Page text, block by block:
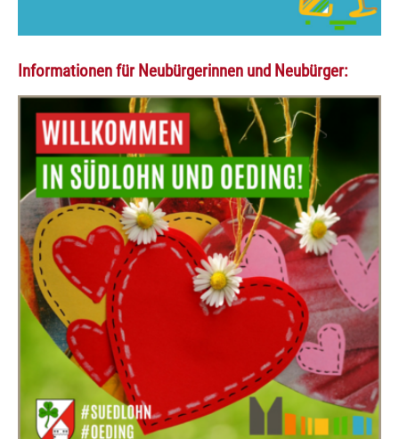
Informationen für Neubürgerinnen und Neubürger: